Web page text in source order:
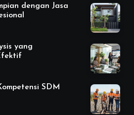
dengan Jasa
yang
SDM